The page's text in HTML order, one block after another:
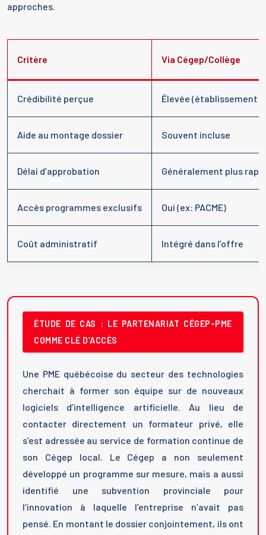
approches.
Critère Via Cégep/Collège
Crédibilité perçue Élevée (établissement
Aide au montage dossier Souvent incluse
Délai d’approbation Généralement plus
Accès programmes exclusifs Oui (ex: PACME)
Coût administratif Intégré dans l’offre
ÉTUDE DE CAS : LE PARTENARIAT CÉGEP-PME
COMME CLÉ D’ACCÈS
Une PME québécoise du secteur des technologies
cherchait à former son équipe sur de nouveaux
logiciels d’intelligence artificielle. Au lieu de
contacter directement un formateur privé, elle
s’est adressée au service de formation continue de
son Cégep local. Le Cégep a non seulement
développé un programme sur mesure, mais a aussi
identifié une subvention provinciale pour
l’innovation à laquelle l’entreprise n’avait pas
pensé. En montant le dossier conjointement, ils ont